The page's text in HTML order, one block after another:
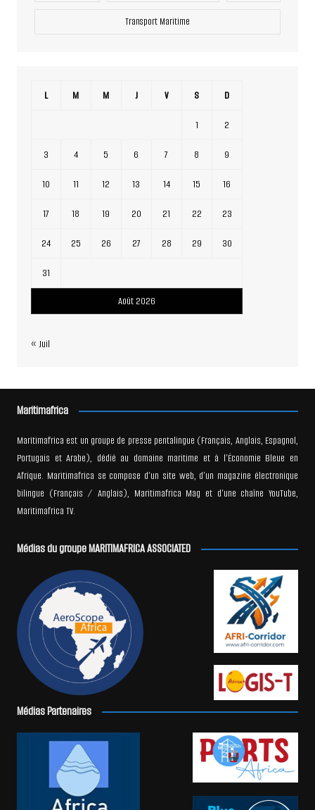
Transport Maritime
Août 2026
L M M J V S D
1 2
3 4 5 6 7 8 9
10 11 12 13 14 15 16
17 18 19 20 21 22 23
24 25 26 27 28 29 30
31
« Juil
Maritimafrica
Maritimafrica est un groupe de presse pentalingue (Français, Anglais, Espagnol,
Portugais et Arabe), dédié au domaine maritime et à l’Économie Bleue en
Afrique. Maritimafrica se compose d’un site web, d’un magazine électronique
bilingue (Français / Anglais), Maritimafrica Mag et d’une chaîne YouTube,
Maritimafrica TV.
Médias du groupe MARITIMAFRICA ASSOCIATED
Médias Partenaires